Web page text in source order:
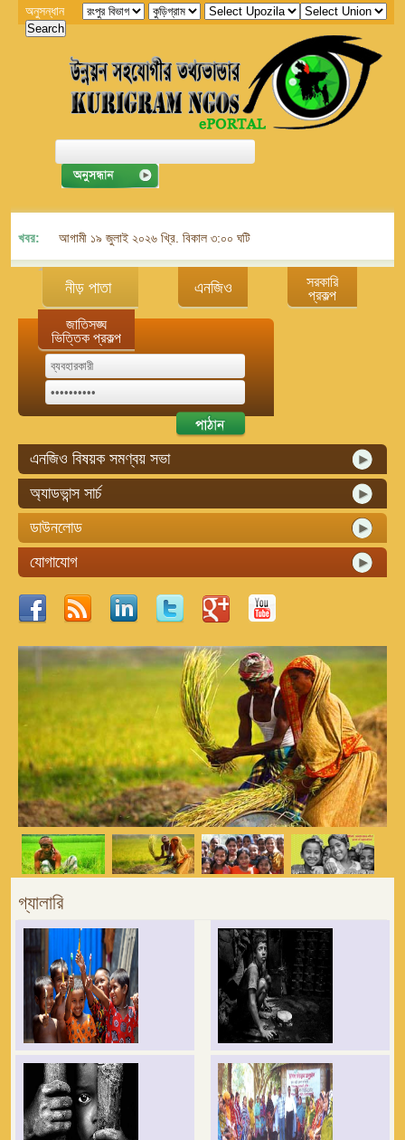
অনুসন্ধান
খবর: আগামী ১৯ জুলাই ২০২৬ খ্রি. বিকাল ৩:০০ ঘটিকায় জেলা এনজিও বিষয়ক সমন্বয়
নীড় পাতা এনজিও
সরকারি
প্রকল্প
জাতিসঙ্ঘ
ভিত্তিক প্রকল্প
এনজিও বিষয়ক সমণ্বয় সভা
অ্যাডভান্স সার্চ
ডাউনলোড
যোগাযোগ
গ্যালারি